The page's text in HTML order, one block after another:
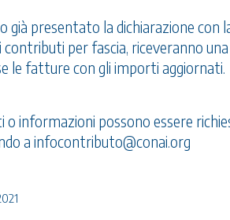
già presentato la dichiarazione con
contributi per fascia, riceveranno
le fatture con gli importi aggiornati.
o informazioni possono essere
a infocontributo@conai.org